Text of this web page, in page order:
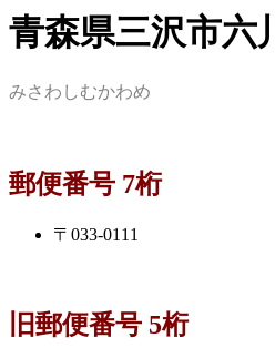
青森県三沢市六
みさわしむかわめ
郵便番号 7桁
〒033-0111
旧郵便番号 5桁